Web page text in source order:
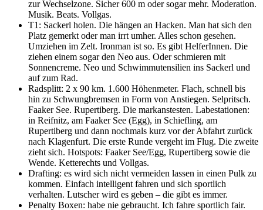
zur Wechselzone. Sicher 600 m oder sogar mehr. Moderation.
Musik. Beats. Vollgas.
T1: Sackerl holen. Die hängen an Hacken. Man hat sich den
Platz gemerkt oder man irrt umher. Alles schon gesehen.
Umziehen im Zelt. Ironman ist so. Es gibt HelferInnen. Die
ziehen einem sogar den Neo aus. Oder schmieren mit
Sonnencreme. Neo und Schwimmutensilien ins Sackerl und
auf zum Rad.
Radsplitt: 2 x 90 km. 1.600 Höhenmeter. Flach, schnell bis
hin zu Schwungbremsen in Form von Anstiegen. Selpritsch.
Faaker See. Rupertiberg. Die markanstesten. Labestationen:
in Reifnitz, am Faaker See (Egg), in Schiefling, am
Rupertiberg und dann nochmals kurz vor der Abfahrt zurück
nach Klagenfurt. Die erste Runde vergeht im Flug. Die zweite
zieht sich. Hotspots: Faaker See/Egg, Rupertiberg sowie die
Wende. Ketterechts und Vollgas.
Drafting: es wird sich nicht vermeiden lassen in einen Pulk zu
kommen. Einfach intelligent fahren und sich sportlich
verhalten. Lutscher wird es geben – die gibt es immer.
Penalty Boxen: habe nie gebraucht. Ich fahre sportlich fair.